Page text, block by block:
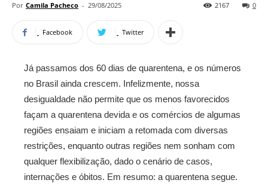
Por Camila Pacheco - 29/08/2025 0
2167
Facebook Twitter
Já passamos dos 60 dias de quarentena, e os números
no Brasil ainda crescem. Infelizmente, nossa
desigualdade não permite que os menos favorecidos
façam a quarentena devida e os comércios de algumas
regiões ensaiam e iniciam a retomada com diversas
restrições, enquanto outras regiões nem sonham com
qualquer flexibilização, dado o cenário de casos,
internações e óbitos. Em resumo: a quarentena segue.